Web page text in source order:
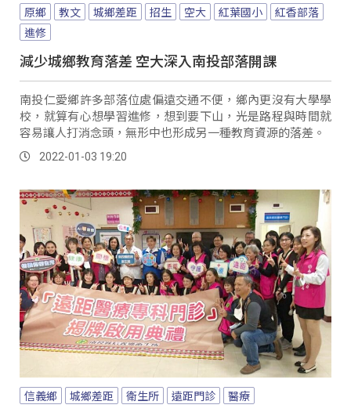
原鄉 教文 城鄉差距 招生 空大 紅葉國小
紅香部落
進修
減少城鄉教育落差 空大深入南投部落開課
南投仁愛鄉許多部落位處偏遠交通不便，鄉內更沒有大學學
校，就算有心想學習進修，想到要下山，光是路程與時間就
容易讓人打消念頭，無形中也形成另一種教育資源的落差。
2022-01-03 19:20
信義鄉 城鄉差距 衛生所 遠距門診 醫療